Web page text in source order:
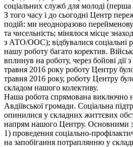
соціальних служб для молоді
З того часу і до сьогодні Центр
подій: ми неодноразово
та чисельність; мінялося місце
з АТО/ООС); відбувалися соціальні
нашу роботу багато коректив.
вплинув на роботу, через бойові дії
травня 2016 року роботу Центру
травня 2016 року, роботу Центру
складом нашого колективу.
Наша робота спрямована виключно
Авдіївської громади. Соціальна
опинилися у складних життєвих
напрям нашого Центру. Основними
1) проведення соціально-
на запобігання потраплянню у